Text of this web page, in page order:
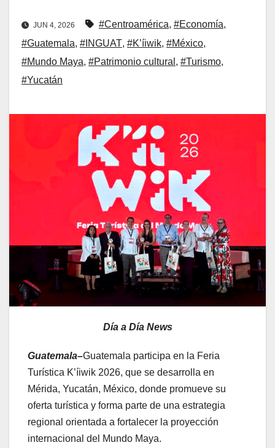
JUN 4, 2026 #Centroamérica, #Economía,
#Guatemala, #INGUAT, #K’íiwik, #México,
#Mundo Maya, #Patrimonio cultural , #Turismo,
#Yucatán
Día a Día News
Guatemala–Guatemala participa en la Feria
Turística K’íiwik 2026, que se desarrolla en
Mérida, Yucatán, México, donde promueve su
oferta turística y forma parte de una estrategia
regional orientada a fortalecer la proyección
internacional del Mundo Maya.